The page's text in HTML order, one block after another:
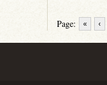
Page: « ‹